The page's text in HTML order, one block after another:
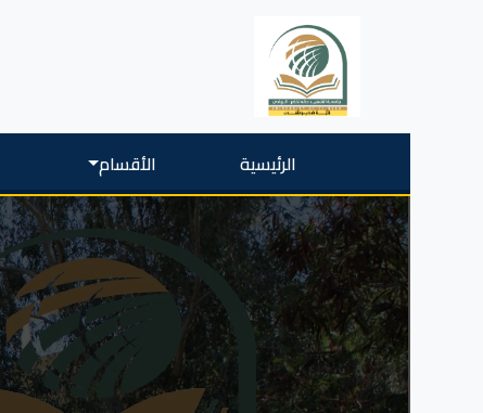
الرئيسية الأقسام